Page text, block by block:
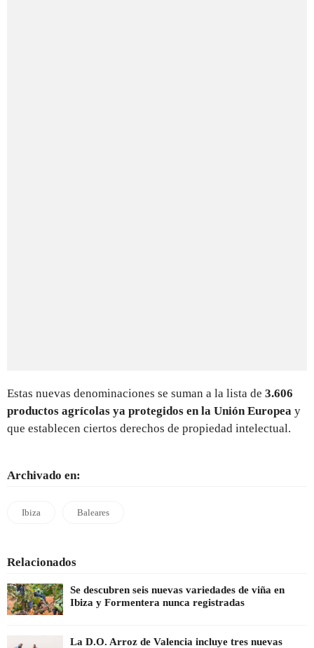
Estas nuevas denominaciones se suman a la lista de 3.606
productos agrícolas ya protegidos en la Unión Europea y
que establecen ciertos derechos de propiedad intelectual.
Archivado en:
Ibiza Baleares
Relacionados
Se descubren seis nuevas variedades de viña en
Ibiza y Formentera nunca registradas
La D.O. Arroz de Valencia incluye tres nuevas